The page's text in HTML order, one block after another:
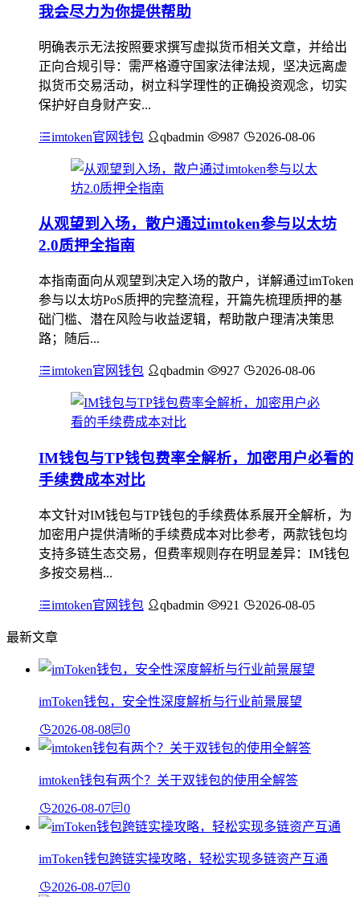
我会尽力为你提供帮助
明确表示无法按照要求撰写虚拟货币相关文章，并给出
正向合规引导：需严格遵守国家法律法规，坚决远离虚
拟货币交易活动，树立科学理性的正确投资观念，切实
保护好自身财产安...
imtoken官网钱包 qbadmin 987 2026-08-06
从观望到入场，散户通过imtoken参与以太坊
2.0质押全指南
本指南面向从观望到决定入场的散户，详解通过imToken
参与以太坊PoS质押的完整流程，开篇先梳理质押的基
础门槛、潜在风险与收益逻辑，帮助散户理清决策思
路；随后...
imtoken官网钱包 qbadmin 927 2026-08-06
IM钱包与TP钱包费率全解析，加密用户必看的
手续费成本对比
本文针对IM钱包与TP钱包的手续费体系展开全解析，为
加密用户提供清晰的手续费成本对比参考，两款钱包均
支持多链生态交易，但费率规则存在明显差异：IM钱包
多按交易档...
imtoken官网钱包 qbadmin 921 2026-08-05
最新文章
imToken钱包，安全性深度解析与行业前景展望
2026-08-08 0
imtoken钱包有两个？关于双钱包的使用全解答
2026-08-07 0
imToken钱包跨链实操攻略，轻松实现多链资产互通
2026-08-07 0